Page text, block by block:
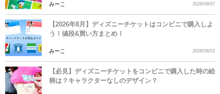
みーこ 2026/08/07
【2026年8月】ディズニーチケットはコンビニで購入しよ
う！値段&買い方まとめ！
みーこ 2026/08/02
【必見】ディズニーチケットをコンビニで購入した時の絵
柄は？キャラクターなしのデザイン？